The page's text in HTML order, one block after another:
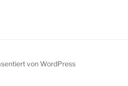
von WordPress